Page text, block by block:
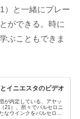
）と一緒にプレー
ができる。時に
ぶこともできま
イニエスタのビデオ
が内定している、アヤッ
21）。所々でバルセロニ
なウインクをバルセロナ